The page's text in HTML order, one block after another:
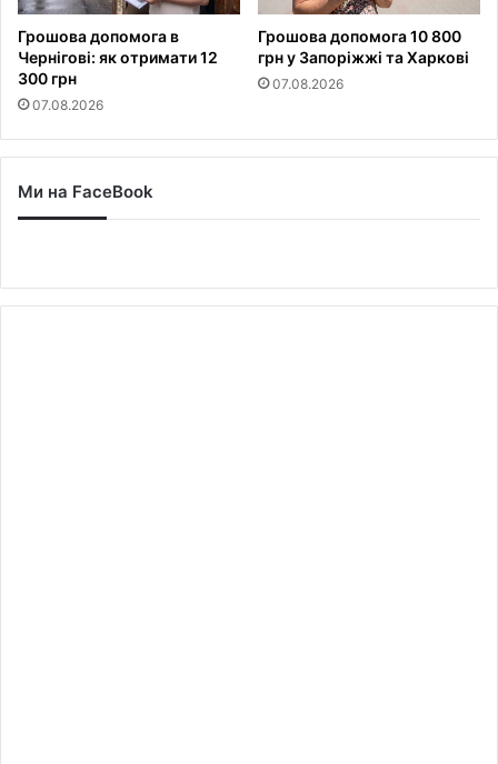
Грошова допомога в
Чернігові: як отримати 12
300 грн
07.08.2026
Грошова допомога 10 800
грн у Запоріжжі та Харкові
07.08.2026
Ми на FaceBook